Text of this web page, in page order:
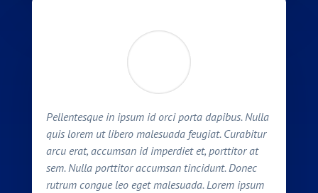
Pellentesque in ipsum id orci porta dapibus. Nulla
quis lorem ut libero malesuada feugiat. Curabitur
arcu erat, accumsan id imperdiet et, porttitor at
sem. Nulla porttitor accumsan tincidunt. Donec
rutrum congue leo eget malesuada. Lorem ipsum